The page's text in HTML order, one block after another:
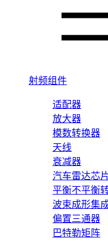
射频组件
适配器
放大器
模数转换器
天线
衰减器
汽车雷达芯
平衡不平衡
波束成形集
偏置三通器
巴特勒矩阵